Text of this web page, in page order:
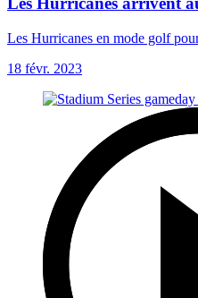
Les Hurricanes en mode golf
18 févr. 2023